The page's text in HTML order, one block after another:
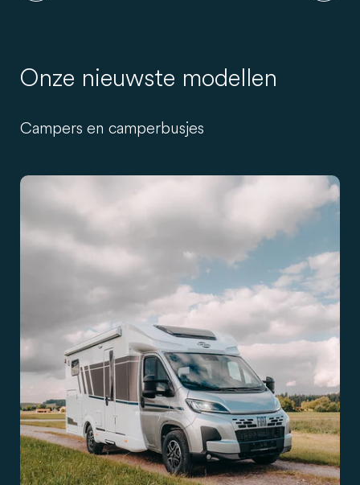
Onze nieuwste modellen
Campers en camperbusjes